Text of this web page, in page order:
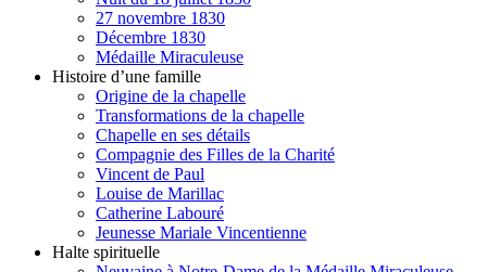
27 novembre 1830
Décembre 1830
Médaille Miraculeuse
Histoire d’une famille
Origine de la chapelle
Transformations de la chapelle
Chapelle en ses détails
Compagnie des Filles de la Charité
Vincent de Paul
Louise de Marillac
Catherine Labouré
Jeunesse Mariale Vincentienne
Halte spirituelle